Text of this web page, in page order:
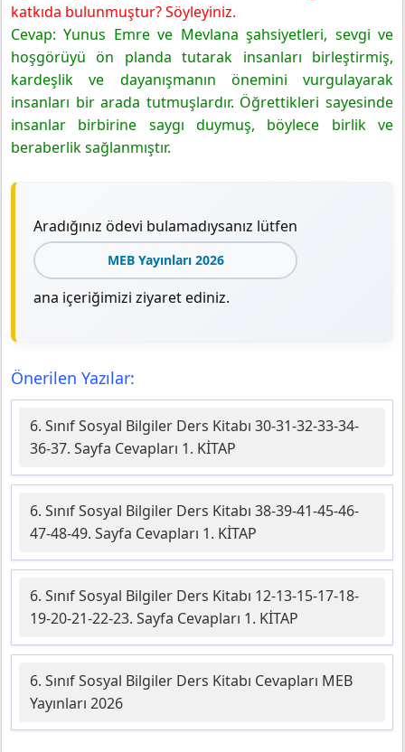
katkıda bulunmuştur? Söyleyiniz.
Cevap:Yunus Emre ve Mevlana şahsiyetleri, sevgi ve
hoşgörüyü ön planda tutarak insanları birleştirmiş,
kardeşlik ve dayanışmanın önemini vurgulayarak
insanları bir arada tutmuşlardır. Öğrettikleri sayesinde
insanlar birbirine saygı duymuş, böylece birlik ve
beraberlik sağlanmıştır.
Aradığınız ödevi bulamadıysanız lütfen
MEB Yayınları 2026
ana içeriğimizi ziyaret ediniz.
Önerilen Yazılar:
6. Sınıf Sosyal Bilgiler Ders Kitabı 30-31-32-33-34-
36-37. Sayfa Cevapları 1. KİTAP
6. Sınıf Sosyal Bilgiler Ders Kitabı 38-39-41-45-46-
47-48-49. Sayfa Cevapları 1. KİTAP
6. Sınıf Sosyal Bilgiler Ders Kitabı 12-13-15-17-18-
19-20-21-22-23. Sayfa Cevapları 1. KİTAP
6. Sınıf Sosyal Bilgiler Ders Kitabı Cevapları MEB
Yayınları 2026